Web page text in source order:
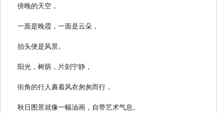
傍晚的天空，
一面是晚霞，一面是云朵，
抬头便是风景。
阳光，树荫，片刻宁静，
街角的行人裹着风衣匆匆而行，
秋日图景就像一幅油画，自带艺术气息。